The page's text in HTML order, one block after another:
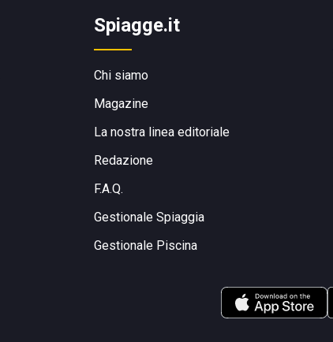
Spiagge.it
Chi siamo
Magazine
La nostra linea editoriale
Redazione
F.A.Q.
Gestionale Spiaggia
Gestionale Piscina